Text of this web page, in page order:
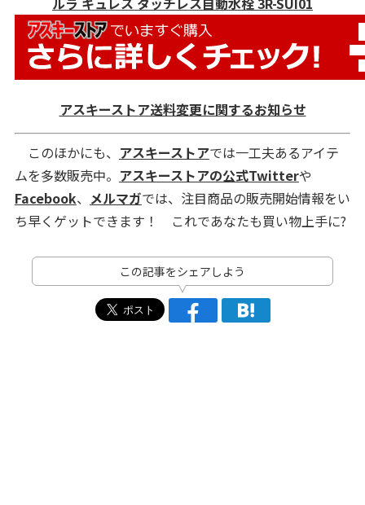
アスキーストア送料変更に関するお知らせ
このほかにも、 アスキーストアでは一工夫あるアイテ
ムを多数販売中。 アスキーストアの公式Twitterや
Facebook、 メルマガでは、注目商品の販売開始情報をい
ち早くゲットできます！ これであなたも買い物上手に?
この記事をシェアしよう